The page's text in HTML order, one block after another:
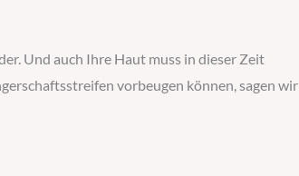
Und auch Ihre Haut muss in dieser Zeit
vorbeugen können, sagen wir